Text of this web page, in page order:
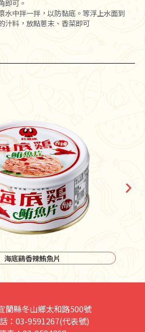
即可。
水中拌一拌，以防黏底。等浮上水面到
汁料，放點蔥末、香菜即可
海底鷄香辣鮪魚片
蘭縣冬山鄉太和路500號
：03-9591267(代表號)